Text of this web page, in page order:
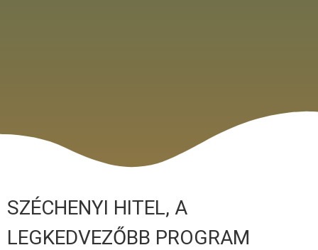
SZÉCHENYI HITEL, A
LEGKEDVEZŐBB PROGRAM